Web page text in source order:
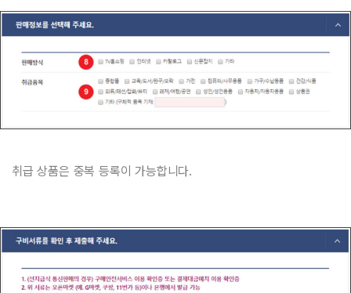
취급 상품은 중복 등록이 가능합니다.